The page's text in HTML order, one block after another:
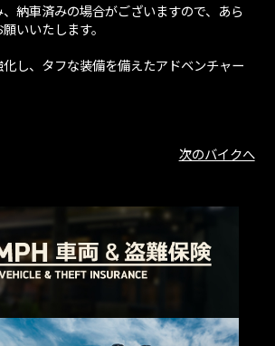
納車済みの場合がございますので、あら
いいたします。
し、タフな装備を備えたアドベンチャー
次のバイクへ